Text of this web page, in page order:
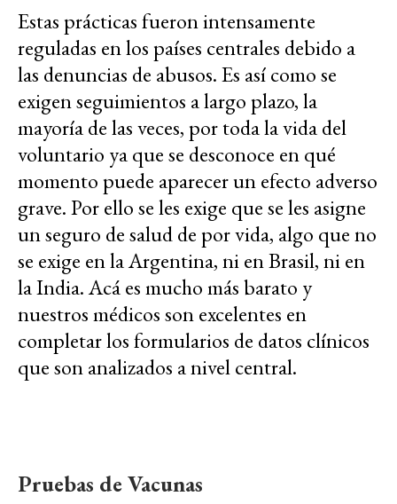
Estas prácticas fueron intensamente
reguladas en los países centrales debido a
las denuncias de abusos. Es así como se
exigen seguimientos a largo plazo, la
mayoría de las veces, por toda la vida del
voluntario ya que se desconoce en qué
momento puede aparecer un efecto adverso
grave. Por ello se les exige que se les asigne
un seguro de salud de por vida, algo que no
se exige en la Argentina, ni en Brasil, ni en
la India. Acá es mucho más barato y
nuestros médicos son excelentes en
completar los formularios de datos clínicos
que son analizados a nivel central.
Pruebas de Vacunas